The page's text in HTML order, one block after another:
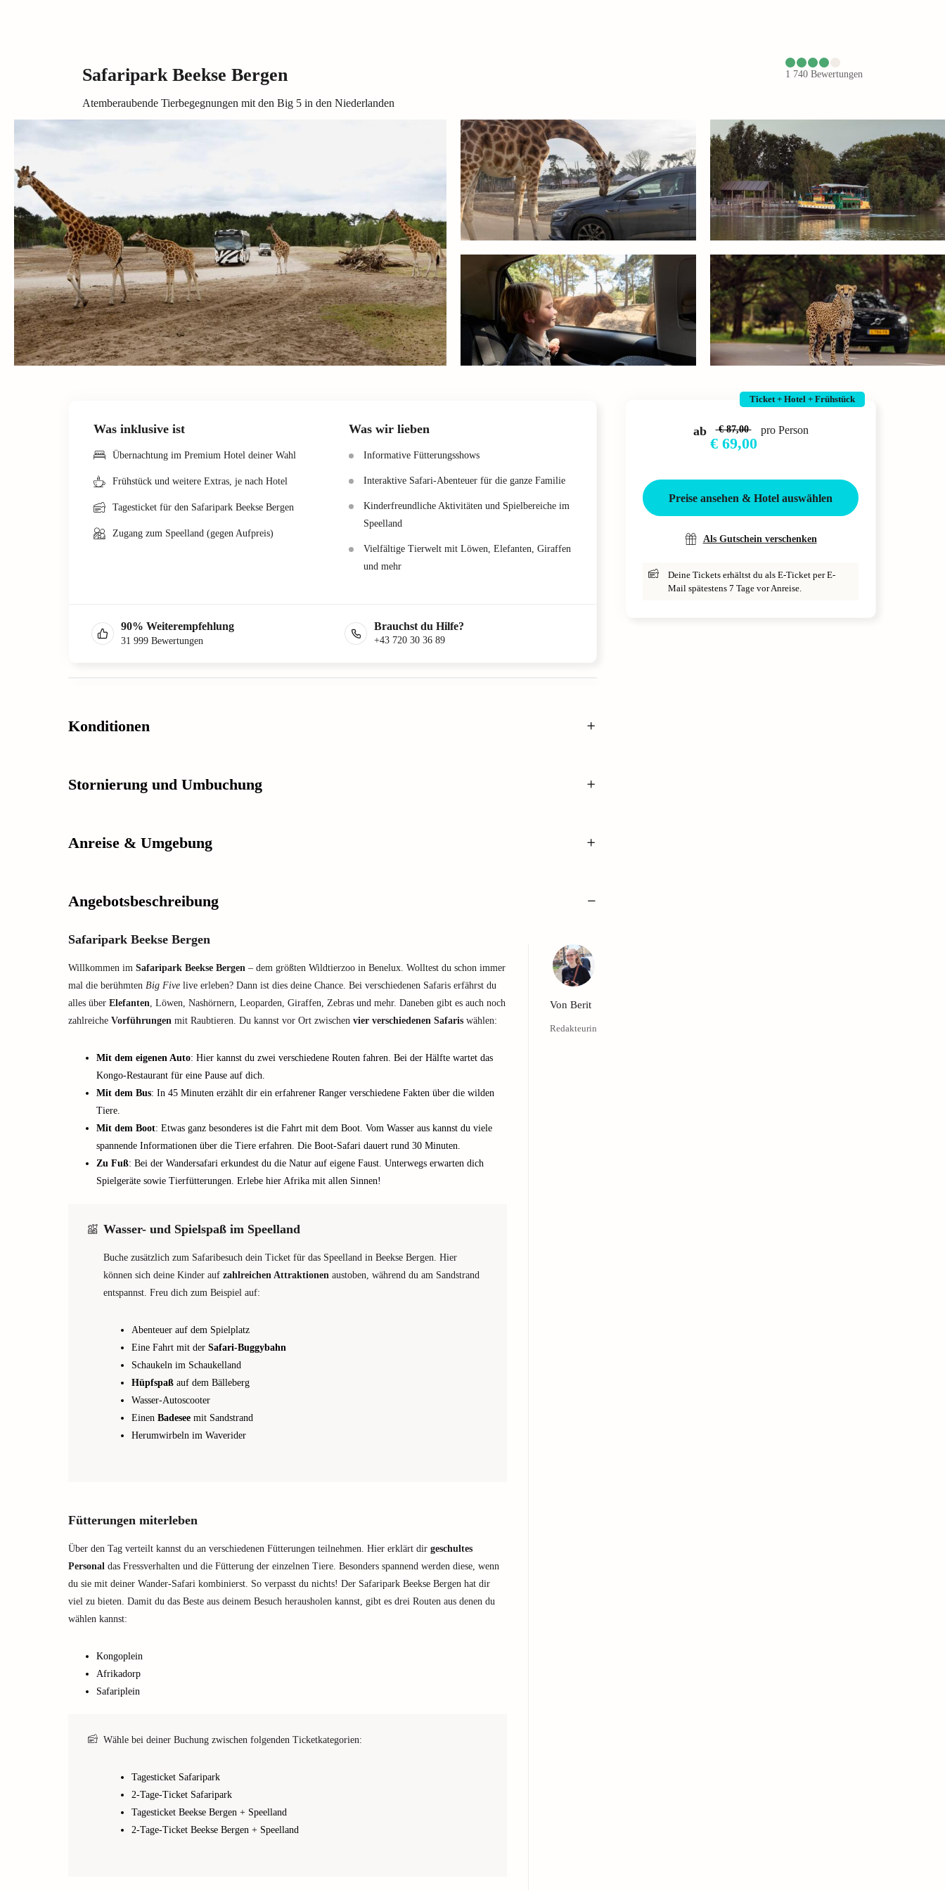
Safaripark Beekse Bergen 1 740 Bewertungen
Atemberaubende Tierbegegnungen mit den Big 5 in den Niederlanden
Ticket + Hotel + Frühstück
ab € 87,00
€ 69,00
pro Person
Preise ansehen & Hotel auswählen
Als Gutschein verschenken
Deine Tickets erhältst du als E-Ticket per E-
Mail spätestens 7 Tage vor Anreise.
Was inklusive ist
Übernachtung im Premium Hotel deiner Wahl
Frühstück und weitere Extras, je nach Hotel
Tagesticket für den Safaripark Beekse Bergen
Zugang zum Speelland (gegen Aufpreis)
Was wir lieben
Informative Fütterungsshows
Interaktive Safari-Abenteuer für die ganze Familie
Kinderfreundliche Aktivitäten und Spielbereiche im
Speelland
Vielfältige Tierwelt mit Löwen, Elefanten, Giraffen
und mehr
90% Weiterempfehlung
31 999 Bewertungen
Brauchst du Hilfe?
+43 720 30 36 89
Konditionen
Stornierung und Umbuchung
Anreise & Umgebung
Angebotsbeschreibung
Safaripark Beekse Bergen
Willkommen im Safaripark Beekse Bergen – dem größten Wildtierzoo in Benelux. Wolltest du schon immer
mal die berühmten Big Five live erleben? Dann ist dies deine Chance. Bei verschiedenen Safaris erfährst du
alles über Elefanten, Löwen, Nashörnern, Leoparden, Giraffen, Zebras und mehr. Daneben gibt es auch noch
zahlreiche Vorführungen mit Raubtieren. Du kannst vor Ort zwischen vier verschiedenen Safaris wählen:
Mit dem eigenen Auto: Hier kannst du zwei verschiedene Routen fahren. Bei der Hälfte wartet das
Kongo-Restaurant für eine Pause auf dich.
Mit dem Bus: In 45 Minuten erzählt dir ein erfahrener Ranger verschiedene Fakten über die wilden
Tiere.
Mit dem Boot: Etwas ganz besonderes ist die Fahrt mit dem Boot. Vom Wasser aus kannst du viele
spannende Informationen über die Tiere erfahren. Die Boot-Safari dauert rund 30 Minuten.
Zu Fuß: Bei der Wandersafari erkundest du die Natur auf eigene Faust. Unterwegs erwarten dich
Spielgeräte sowie Tierfütterungen. Erlebe hier Afrika mit allen Sinnen!
Wasser- und Spielspaß im Speelland
Buche zusätzlich zum Safaribesuch dein Ticket für das Speelland in Beekse Bergen. Hier
können sich deine Kinder auf zahlreichen Attraktionen austoben, während du am Sandstrand
entspannst. Freu dich zum Beispiel auf:
Abenteuer auf dem Spielplatz
Eine Fahrt mit der Safari-Buggybahn
Schaukeln im Schaukelland
Hüpfspaß auf dem Bälleberg
Wasser-Autoscooter
Einen Badesee mit Sandstrand
Herumwirbeln im Waverider
Fütterungen miterleben
Über den Tag verteilt kannst du an verschiedenen Fütterungen teilnehmen. Hier erklärt dir geschultes
Personal das Fressverhalten und die Fütterung der einzelnen Tiere. Besonders spannend werden diese, wenn
du sie mit deiner Wander-Safari kombinierst. So verpasst du nichts! Der Safaripark Beekse Bergen hat dir
viel zu bieten. Damit du das Beste aus deinem Besuch herausholen kannst, gibt es drei Routen aus denen du
wählen kannst:
Kongoplein
Afrikadorp
Safariplein
Wähle bei deiner Buchung zwischen folgenden Ticketkategorien:
Tagesticket Safaripark
2-Tage-Ticket Safaripark
Tagesticket Beekse Bergen + Speelland
2-Tage-Ticket Beekse Bergen + Speelland
Von Berit
Redakteurin